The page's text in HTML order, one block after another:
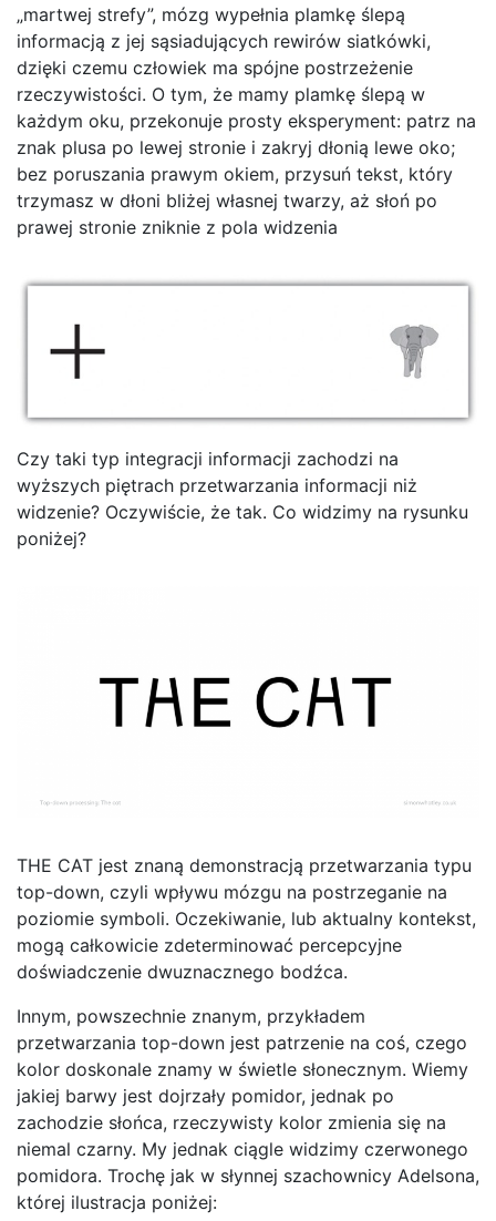
„martwej strefy”, mózg wypełnia plamkę ślepą
informacją z jej sąsiadujących rewirów siatkówki,
dzięki czemu człowiek ma spójne postrzeżenie
rzeczywistości. O tym, że mamy plamkę ślepą w
każdym oku, przekonuje prosty eksperyment: patrz na
znak plusa po lewej stronie i zakryj dłonią lewe oko;
bez poruszania prawym okiem, przysuń tekst, który
trzymasz w dłoni bliżej własnej twarzy, aż słoń po
prawej stronie zniknie z pola widzenia
Czy taki typ integracji informacji zachodzi na
wyższych piętrach przetwarzania informacji niż
widzenie? Oczywiście, że tak. Co widzimy na rysunku
poniżej?
THE CAT jest znaną demonstracją przetwarzania typu
top-down, czyli wpływu mózgu na postrzeganie na
poziomie symboli. Oczekiwanie, lub aktualny kontekst,
mogą całkowicie zdeterminować percepcyjne
doświadczenie dwuznacznego bodźca.
Innym, powszechnie znanym, przykładem
przetwarzania top-down jest patrzenie na coś, czego
kolor doskonale znamy w świetle słonecznym. Wiemy
jakiej barwy jest dojrzały pomidor, jednak po
zachodzie słońca, rzeczywisty kolor zmienia się na
niemal czarny. My jednak ciągle widzimy czerwonego
pomidora. Trochę jak w słynnej szachownicy Adelsona,
której ilustracja poniżej: